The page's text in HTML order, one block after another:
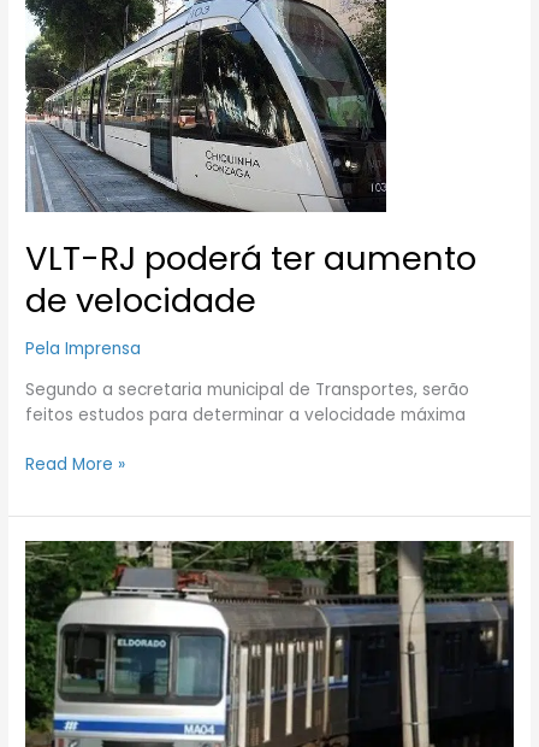
VLT-RJ poderá ter aumento
de velocidade
Pela Imprensa
Segundo a secretaria municipal de Transportes, serão
feitos estudos para determinar a velocidade máxima
RJ
poderá
ter
aumento
de
velocidade
Read More »
TCU
vai
julgar
privatização
de
CBTU